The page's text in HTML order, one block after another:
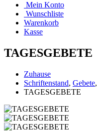
Mein Konto
Wunschliste
Warenkorb
Kasse
TAGESGEBETE
Zuhause
Schriftenstand, Gebete,
TAGESGEBETE